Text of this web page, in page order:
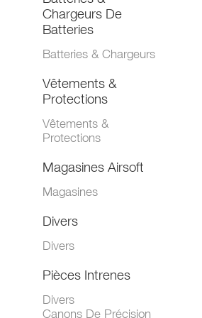
Chargeurs De
Batteries
Batteries & Chargeurs
Vêtements &
Protections
Vêtements &
Protections
Magasines Airsoft
Magasines
Divers
Divers
Pièces Intrenes
Divers
Canons De Précision